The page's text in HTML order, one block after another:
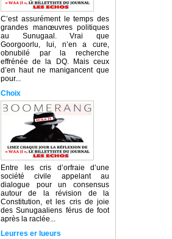
C’est assurément le temps des
grandes manœuvres politiques
au Sunugaal. Vrai que
Goorgoorlu, lui, n’en a cure,
obnubilé par la recherche
effrénée de la DQ. Mais ceux
d’en haut ne manigancent que
pour...
Choix
Entre les cris d’orfraie d’une
société civile appelant au
dialogue pour un consensus
autour de la révision de la
Constitution, et les cris de joie
des Sunugaaliens férus de foot
après la raclée...
Leurres er lueurs